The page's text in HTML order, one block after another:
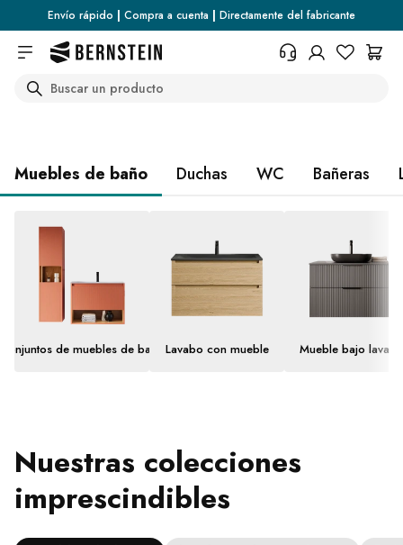
Bernstein Badshop - Productos de alta calidad para tu
Skip to main content
Envío rápido | Compra a cuenta | Directamente del fabricante
otra cosa? Rellene el formulario.
Search
Muebles de baño Duchas WC Bañeras
Conjuntos de muebles de baño Lavabo con mueble Mueble bajo lavabo
Nuestras colecciones
imprescindibles